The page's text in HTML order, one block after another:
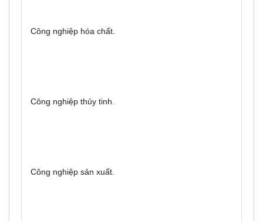
Công nghiệp hóa chất.
Công nghiệp thủy tinh.
Công nghiệp sản xuất.